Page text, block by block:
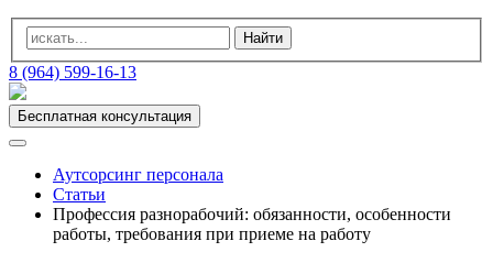
8 (964) 599-16-13
Бесплатная консультация
Аутсорсинг персонала
Статьи
Профессия разнорабочий: обязанности, особенности
работы, требования при приеме на работу